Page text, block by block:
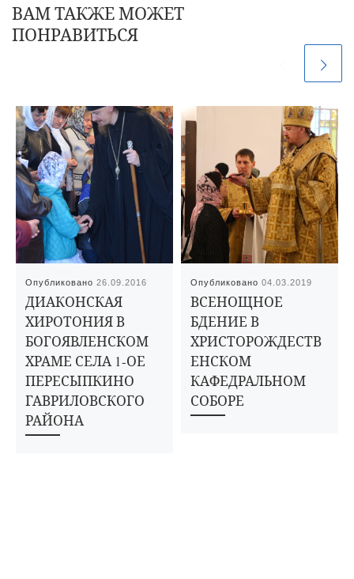
ВАМ ТАКЖЕ МОЖЕТ
ПОНРАВИТЬСЯ
Опубликовано26.09.2016
ДИАКОНСКАЯ
ХИРОТОНИЯ В
БОГОЯВЛЕНСКОМ
ХРАМЕ СЕЛА 1-ОЕ
ПЕРЕСЫПКИНО
ГАВРИЛОВСКОГО
РАЙОНА
Опубликовано04.03.2019
ВСЕНОЩНОЕ
БДЕНИЕ В
ХРИСТОРОЖДЕСТВ
ЕНСКОМ
КАФЕДРАЛЬНОМ
СОБОРЕ